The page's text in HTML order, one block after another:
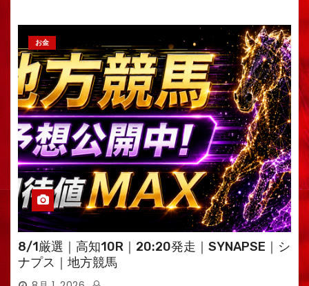
お金
8/1厳選｜高知10R｜20:20発走｜SYNAPSE｜シ
ナプス｜地方競馬